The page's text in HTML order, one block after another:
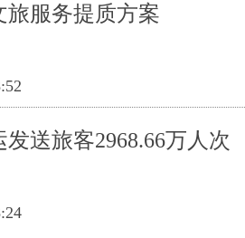
旅服务提质方案
送旅客2968.66万人次